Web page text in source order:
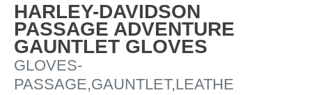
HARLEY-DAVIDSON
PASSAGE ADVENTURE
GAUNTLET GLOVES
GLOVES-
PASSAGE,GAUNTLET,LEATHE